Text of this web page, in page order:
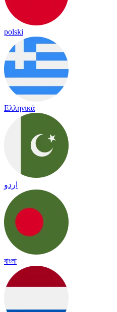
polski
Ελληνικά
اردو
বাংলা